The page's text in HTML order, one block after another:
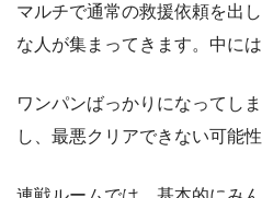
マルチで通常の救援依頼を出
な人が集まってきます。中に
ワンパンばっかりになってし
し、最悪クリアできない可能